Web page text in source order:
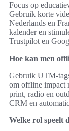
Focus op
Gebruik korte
Nederlands en
kalender en
Trustpilot en
Hoe kan men
Gebruik UTM-
om offline impact
print, radio en
CRM en
Welke rol speelt